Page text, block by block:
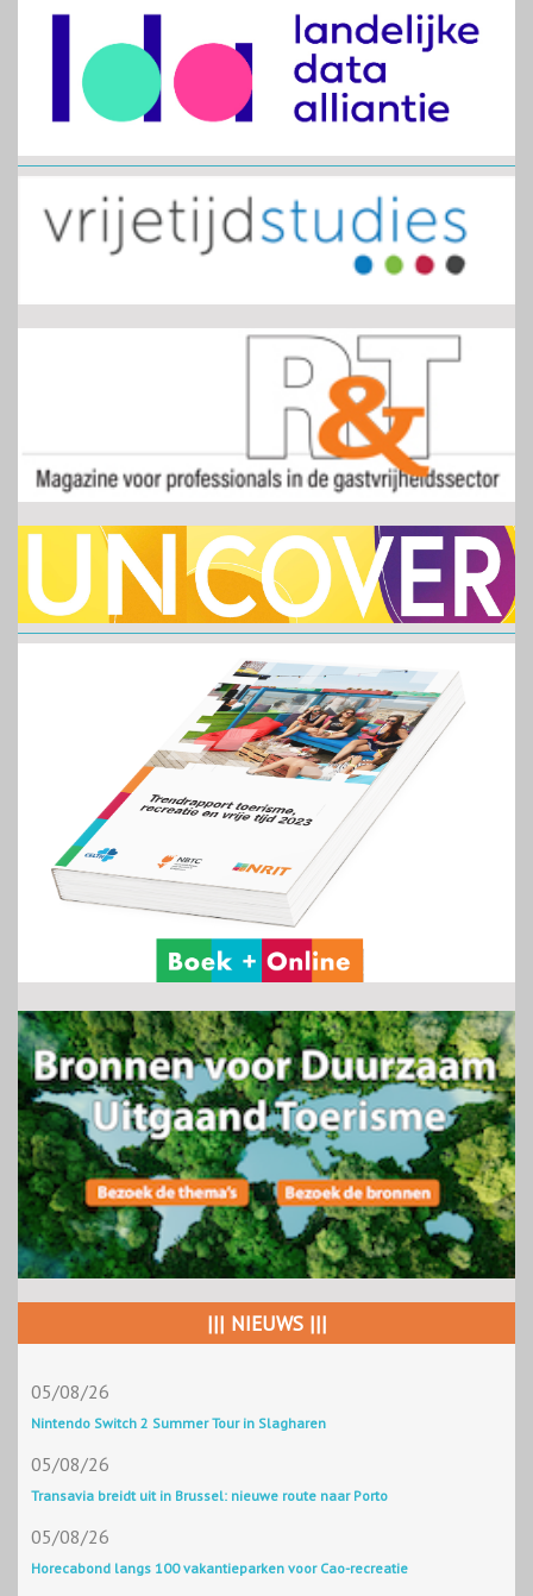
||| NIEUWS |||
05/08/26
Nintendo Switch 2 Summer Tour in Slagharen
05/08/26
Transavia breidt uit in Brussel: nieuwe route naar Porto
05/08/26
Horecabond langs 100 vakantieparken voor Cao-recreatie